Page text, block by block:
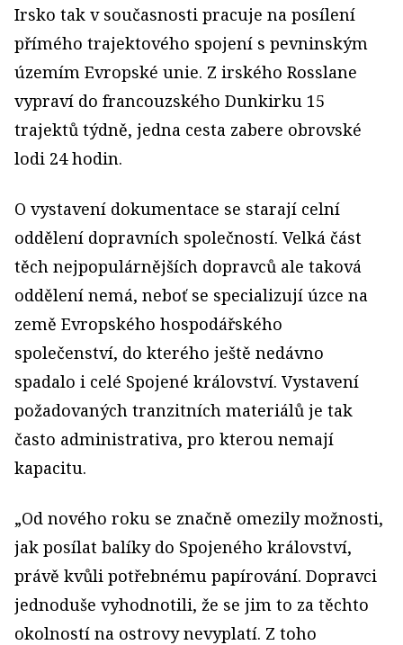
Irsko tak v současnosti pracuje na posílení
přímého trajektového spojení s pevninským
územím Evropské unie. Z irského Rosslane
vypraví do francouzského Dunkirku 15
trajektů týdně, jedna cesta zabere obrovské
lodi 24 hodin.
O vystavení dokumentace se starají celní
oddělení dopravních společností. Velká část
těch nejpopulárnějších dopravců ale taková
oddělení nemá, neboť se specializují úzce na
země Evropského hospodářského
společenství, do kterého ještě nedávno
spadalo i celé Spojené království. Vystavení
požadovaných tranzitních materiálů je tak
často administrativa, pro kterou nemají
kapacitu.
„Od nového roku se značně omezily možnosti,
jak posílat balíky do Spojeného království,
právě kvůli potřebnému papírování. Dopravci
jednoduše vyhodnotili, že se jim to za těchto
okolností na ostrovy nevyplatí. Z toho